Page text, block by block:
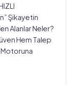
Şikayetin
Alanlar Neler?
Hem Talep